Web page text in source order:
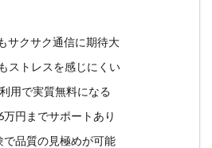
サクサク通信に期待大
ストレスを感じにくい
用で実質無料になる
円までサポートあり
品質の見極めが可能